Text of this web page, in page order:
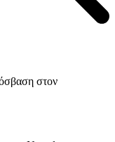
στον